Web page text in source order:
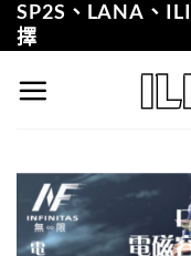
Skip
to
content
SP2S、LANA、
擇